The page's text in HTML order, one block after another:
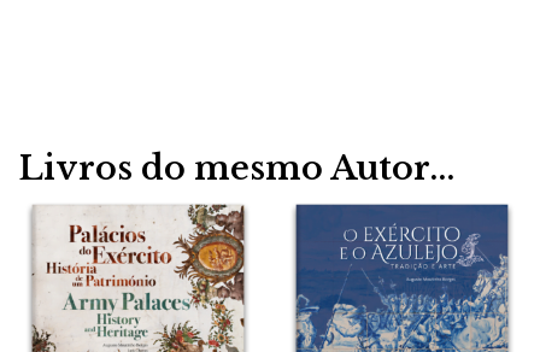
Livros do mesmo Autor...